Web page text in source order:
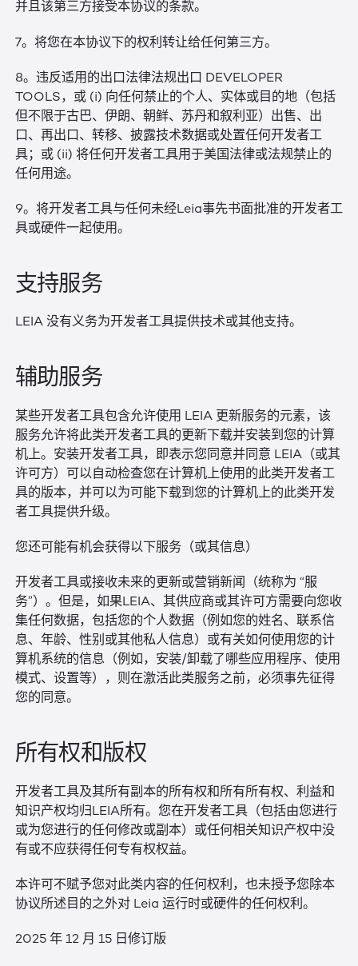
并且该第三方接受本协议的条款。
7。将您在本协议下的权利转让给任何第三方。
8。违反适用的出口法律法规出口 DEVELOPER
TOOLS，或 (i) 向任何禁止的个人、实体或目的地（包括
但不限于古巴、伊朗、朝鲜、苏丹和叙利亚）出售、出
口、再出口、转移、披露技术数据或处置任何开发者工
具；或 (ii) 将任何开发者工具用于美国法律或法规禁止的
任何用途。
9。将开发者工具与任何未经Leia事先书面批准的开发者工
具或硬件一起使用。
支持服务
LEIA 没有义务为开发者工具提供技术或其他支持。
辅助服务
某些开发者工具包含允许使用 LEIA 更新服务的元素，该
服务允许将此类开发者工具的更新下载并安装到您的计算
机上。安装开发者工具，即表示您同意并同意 LEIA（或其
许可方）可以自动检查您在计算机上使用的此类开发者工
具的版本，并可以为可能下载到您的计算机上的此类开发
者工具提供升级。
您还可能有机会获得以下服务（或其信息）
开发者工具或接收未来的更新或营销新闻（统称为 “服
务”）。但是，如果LEIA、其供应商或其许可方需要向您收
集任何数据，包括您的个人数据（例如您的姓名、联系信
息、年龄、性别或其他私人信息）或有关如何使用您的计
算机系统的信息（例如，安装/卸载了哪些应用程序、使用
模式、设置等），则在激活此类服务之前，必须事先征得
您的同意。
所有权和版权
开发者工具及其所有副本的所有权和所有所有权、利益和
知识产权均归LEIA所有。您在开发者工具（包括由您进行
或为您进行的任何修改或副本）或任何相关知识产权中没
有或不应获得任何专有权权益。
本许可不赋予您对此类内容的任何权利，也未授予您除本
协议所述目的之外对 Leia 运行时或硬件的任何权利。
2025 年 12 月 15 日修订版